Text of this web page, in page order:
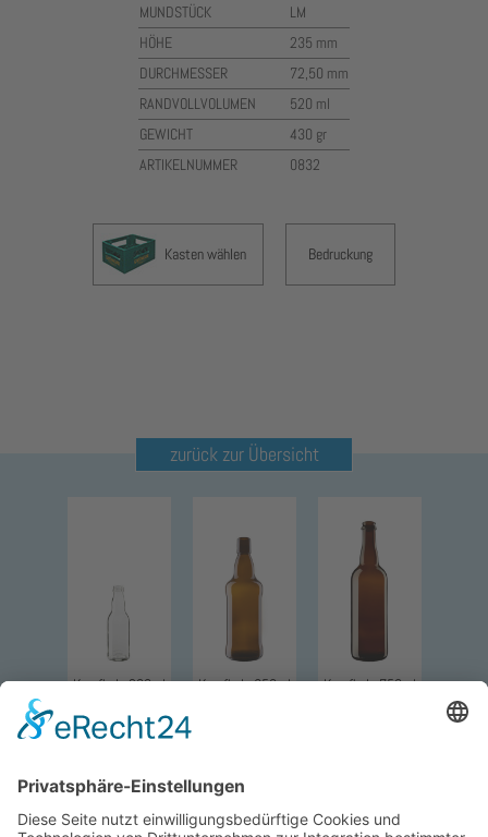
MUNDSTÜCK
LM
HÖHE
235 mm
DURCHMESSER
72,50 mm
RANDVOLLVOLUMEN
520 ml
GEWICHT
430 gr
ARTIKELNUMMER
0832
Kasten wählen Bedruckung
zurück zur Übersicht
Kropfhals 200ml Kropfhals 650ml Kropfhals 750ml